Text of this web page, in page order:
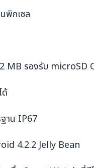
พิกเซล
MB รองรับ microSD
ด้
าน IP67
4.2.2 Jelly Bean